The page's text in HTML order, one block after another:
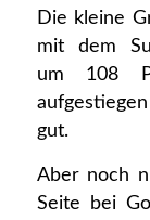
Die kleine
mit dem
um 108
gut.
Aber noch
Seite bei